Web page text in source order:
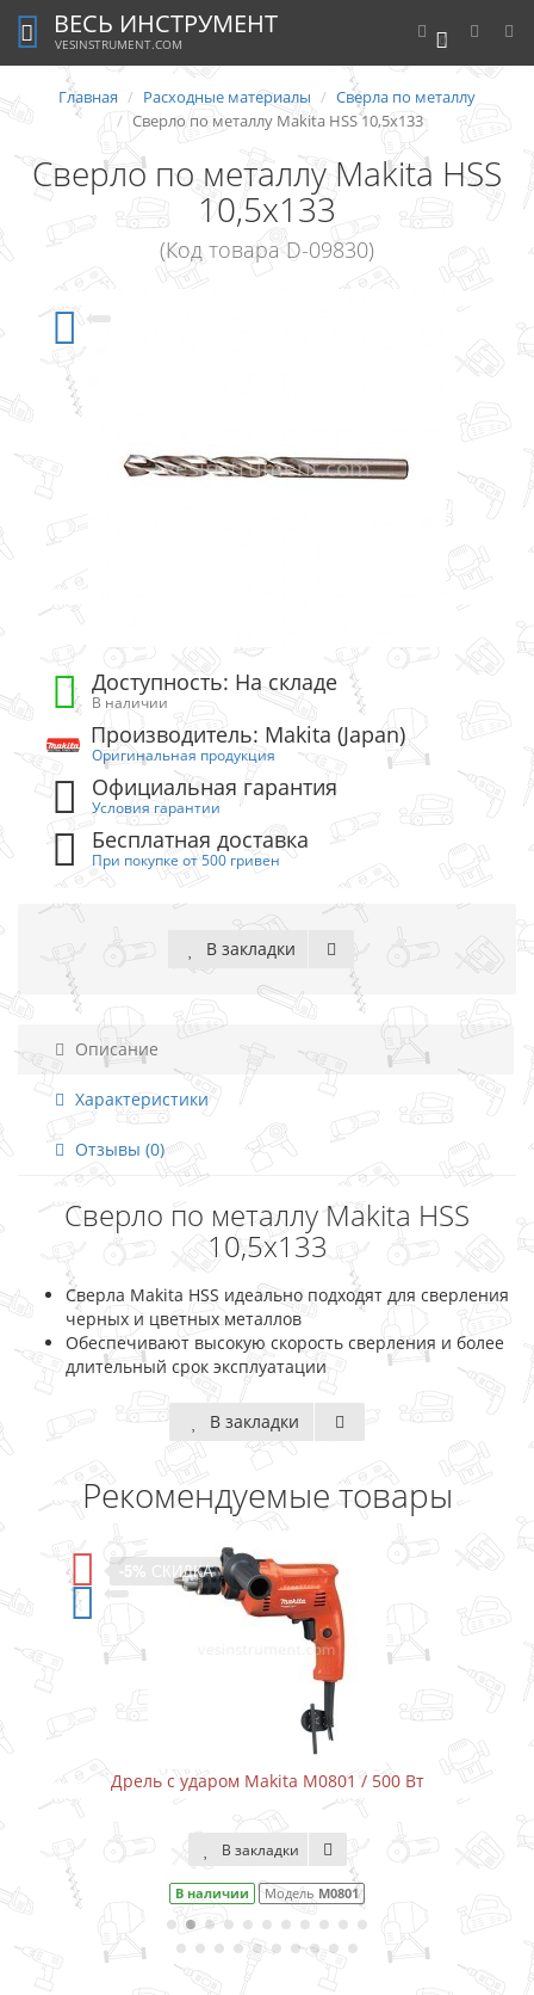
0
ВЕСЬ ИНСТРУМЕНТ
VESINSTRUMENT.COM
Главная Расходные материалы
Сверла по металлу
Сверло по металлу Makita HSS 10,5x133
Сверло по металлу Makita HSS
10,5x133
(Код товара D-09830)
Доступность: На складе
В наличии
Производитель: Makita (Japan)
Оригинальная продукция
Официальная гарантия
Условия гарантии
Бесплатная доставка
При покупке от 500 гривен
В закладки
Описание
Характеристики
Отзывы (0)
Сверло по металлу Makita HSS
10,5x133
Сверла Makita HSS идеально подходят для сверления
черных и цветных металлов
Обеспечивают высокую скорость сверления и более
длительный срок эксплуатации
В закладки
Рекомендуемые товары
с ударом Makita M0801 / 500 Вт
В закладки
В наличии M0801
Дрель с